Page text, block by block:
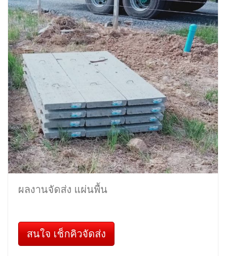
ผลงานจัดส่ง แผ่นพื้น
สนใจ เช็กคิวจัดส่ง